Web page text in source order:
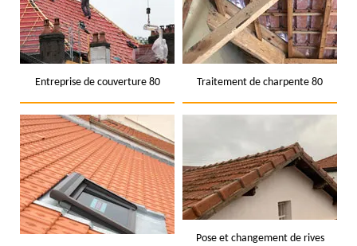
Entreprise de couverture 80 Traitement de charpente 80
Pose et changement de rives